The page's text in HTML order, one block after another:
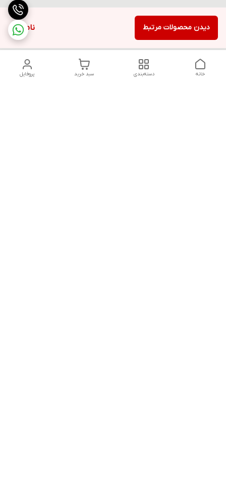
ناموجود دیدن محصولات مرتبط
پروفایل سبد خرید دسته‌بندی خانه